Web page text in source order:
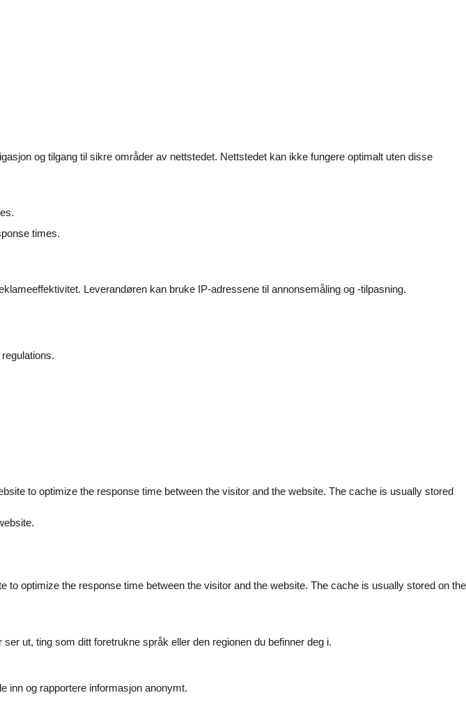
og tilgang til sikre områder av nettstedet. Nettstedet kan ikke fungere optimalt uten disse
times.
Leverandøren kan bruke IP-adressene til annonsemåling og -tilpasning.
to optimize the response time between the visitor and the website. The cache is usually stored
optimize the response time between the visitor and the website. The cache is usually stored on the
ut, ting som ditt foretrukne språk eller den regionen du befinner deg i.
inn og rapportere informasjon anonymt.